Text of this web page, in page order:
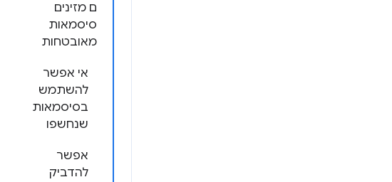
ם מזינים
סיסמאות
מאובטחות
אי אפשר
להשתמש
בסיסמאות
שנחשפו
אפשר
להדביק